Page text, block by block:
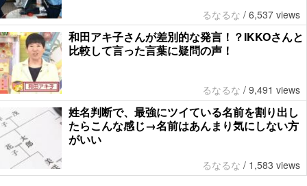
るなるな / 6,537 views
和田アキ子さんが差別的な発言！？IKKOさんと
比較して言った言葉に疑問の声！
るなるな / 9,491 views
姓名判断で、最強にツイている名前を割り出し
たらこんな感じ→名前はあんまり気にしない方
がいい
るなるな / 1,583 views